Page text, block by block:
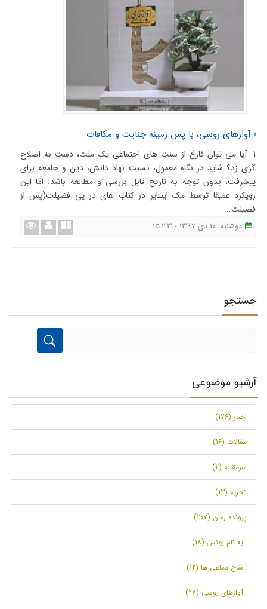
آوازهای روسی، با پس زمینه جنایت و مکافات
1- آیا می توان فارغ از سنت های اجتماعی یک ملت، دست به اصلاح
گری زد؟ شاید در نگاه معمول، نسبت نهاد دانش، دین و جامعه برای
پیشرفت، بدون توجه به تاریخ قابل بررسی و مطالعه باشد. اما این
رویکرد عمیقا توسط مک اینتایر در کتاب های در پی فضیلت(پس از
فضیلت...
دوشنبه، 10 دی 1397 - 15:33
جستجو
آرشیو موضوعی
اخبار (176)
مقالات (16)
سرمقاله (2)
تجربه (13)
پرونده رمان (207)
..به نام یونس (18)
..شاخ دماغی ها (12)
..آوازهای روسی (27)